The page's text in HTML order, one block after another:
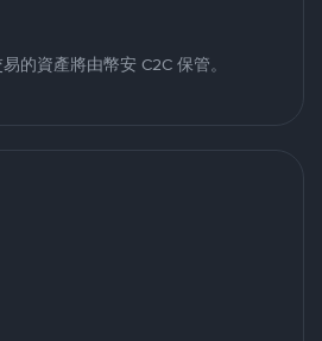
的資產將由幣安 C2C 保管。